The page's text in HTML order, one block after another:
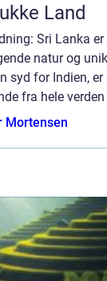
Land
Sri Lanka
natur og
syd for Indien,
fra hele
Mortensen